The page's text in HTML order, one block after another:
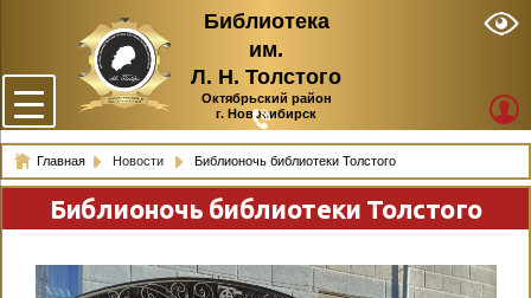
Библиотека
им.
Л. Н. Толстого
Октябрьский район
г. Новосибирск
Главная Новости Библионочь библиотеки Толстого
Библионочь библиотеки Толстого